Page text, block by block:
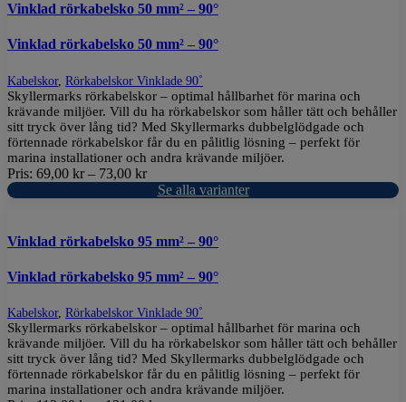
Vinklad rörkabelsko 50 mm² – 90°
Vinklad rörkabelsko 50 mm² – 90°
Kabelskor, Rörkabelskor Vinklade 90˚
Skyllermarks rörkabelskor – optimal hållbarhet för marina och
krävande miljöer. Vill du ha rörkabelskor som håller tätt och behåller
sitt tryck över lång tid? Med Skyllermarks dubbelglödgade och
förtennade rörkabelskor får du en pålitlig lösning – perfekt för
marina installationer och andra krävande miljöer.
Pris: 69,00 kr– 73,00 kr
Se alla varianter
Vinklad rörkabelsko 95 mm² – 90°
Vinklad rörkabelsko 95 mm² – 90°
Kabelskor, Rörkabelskor Vinklade 90˚
Skyllermarks rörkabelskor – optimal hållbarhet för marina och
krävande miljöer. Vill du ha rörkabelskor som håller tätt och behåller
sitt tryck över lång tid? Med Skyllermarks dubbelglödgade och
förtennade rörkabelskor får du en pålitlig lösning – perfekt för
marina installationer och andra krävande miljöer.